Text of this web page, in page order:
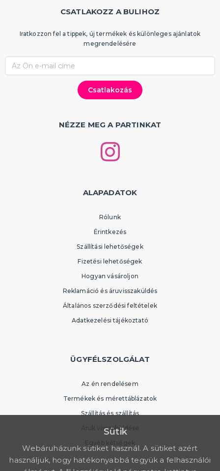
CSATLAKOZZ A BULIHOZ
Iratkozzon fel a tippek, új termékek és különleges ajánlatok
megrendelésére
NÉZZE MEG A PARTINKAT
ALAPADATOK
Rólunk
Érintkezés
Szállítási lehetőségek
Fizetési lehetőségek
Hogyan vásároljon
Reklamáció és áruvisszaküldés
Általános szerződési feltételek
Adatkezelési tájékoztató
ÜGYFÉLSZOLGÁLAT
Az én rendelésem
Termékek és mérettáblázatok
Szállítás és szállítás
Áruk visszaküldése
Egyéb kétségek
Sütik
Webáruházunk sütiket használ. A sütiket azért
használjuk, hogy hatékonyabbá tegyük a felhasználói